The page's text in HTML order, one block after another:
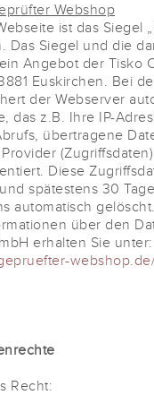
Webshop
ist das Siegel
Das Siegel und die
Angebot der Tisko
Euskirchen. Bei
der Webserver
das z.B. Ihre IP-
übertragene
Diese
spätestens 30
automatisch gelöscht.
über den
erhalten Sie unter:
Recht: